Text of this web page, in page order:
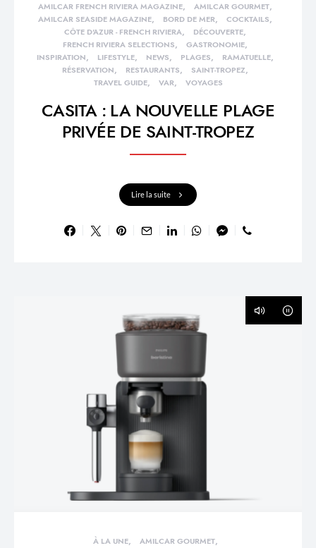
AMILCAR FRENCH RIVIERA MAGAZINE
AMILCAR GOURMET
AMILCAR SEASIDE MAGAZINE
BORD DE MER
COCKTAILS
CÔTE D'AZUR - FRENCH RIVIERA
DÉCOUVERTE
FRENCH RIVIERA SELECTIONS
GASTRONOMIE
INSPIRATION
LIFESTYLE NEWS PLAGES
RAMATUELLE
RÉSERVATION
RESTAURANTS
SAINT-TROPEZ
TRAVEL GUIDE
VAR VOYAGES
CASITA : LA NOUVELLE PLAGE
PRIVÉE DE SAINT-TROPEZ
Lire la suite
À LA UNE
AMILCAR GOURMET